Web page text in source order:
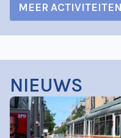
MEER ACTIVITEITEN
NIEUWS